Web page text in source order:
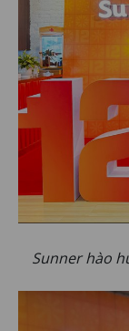
Sunner hào